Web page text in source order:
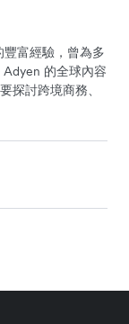
富經驗，曾為多
的全球內容
探討跨境商務、